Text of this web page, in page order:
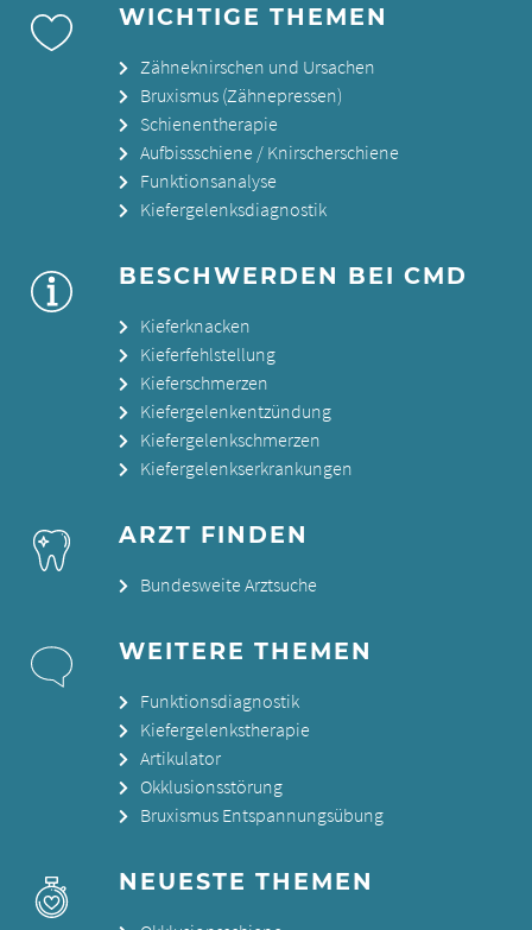
WICHTIGE THEMEN
Zähneknirschen und Ursachen
Bruxismus (Zähnepressen)
Schienentherapie
Aufbissschiene / Knirscherschiene
Funktionsanalyse
Kiefergelenksdiagnostik
BESCHWERDEN BEI CMD
Kieferknacken
Kieferfehlstellung
Kieferschmerzen
Kiefergelenkentzündung
Kiefergelenkschmerzen
Kiefergelenkserkrankungen
ARZT FINDEN
Bundesweite Arztsuche
WEITERE THEMEN
Funktionsdiagnostik
Kiefergelenkstherapie
Artikulator
Okklusionsstörung
Bruxismus Entspannungsübung
NEUESTE THEMEN